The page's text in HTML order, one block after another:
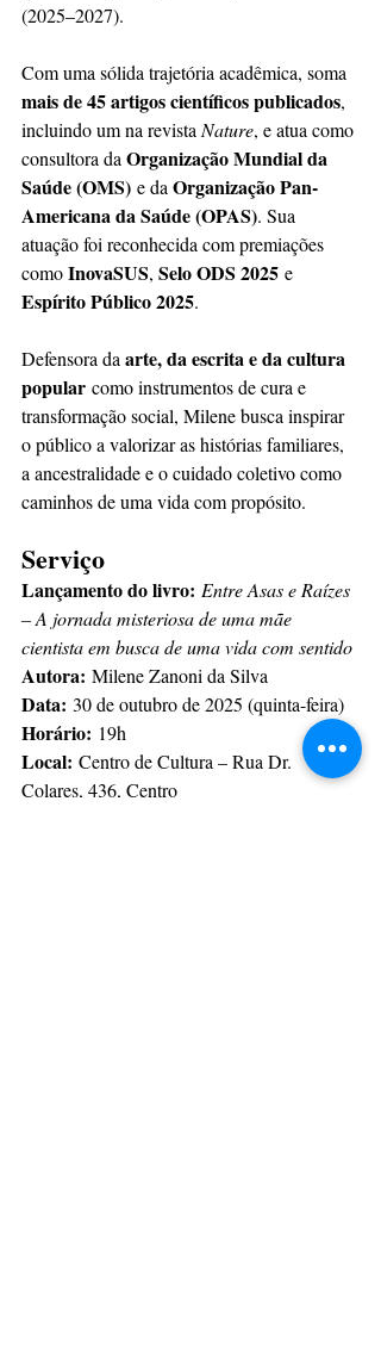
(2025–2027).
Com uma sólida trajetória acadêmica, soma
mais de 45 artigos científicos publicados,
incluindo um na revista Nature, e atua como
consultora da Organização Mundial da
Saúde (OMS) e da Organização Pan-
Americana da Saúde (OPAS). Sua
atuação foi reconhecida com premiações
como InovaSUS, Selo ODS 2025 e
Espírito Público 2025.
Defensora da arte, da escrita e da cultura
popular como instrumentos de cura e
transformação social, Milene busca inspirar
o público a valorizar as histórias familiares,
a ancestralidade e o cuidado coletivo como
caminhos de uma vida com propósito.
Serviço
Lançamento do livro: Entre Asas e Raízes
– A jornada misteriosa de uma mãe
cientista em busca de uma vida com sentido
Autora: Milene Zanoni da Silva
Data: 30 de outubro de 2025 (quinta-feira)
Horário: 19h
Local: Centro de Cultura – Rua Dr.
Colares, 436, Centro